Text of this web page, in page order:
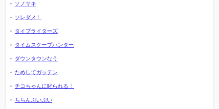
ソノサキ
ソレダメ！
タイプライターズ
タイムスクープハンター
ダウンタウンなう
ためしてガッテン
チコちゃんに叱られる！
ちちんぷいぷい